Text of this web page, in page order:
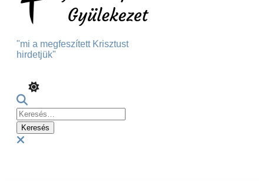
"mi a megfeszített Krisztust
hirdetjük"
Keresés: